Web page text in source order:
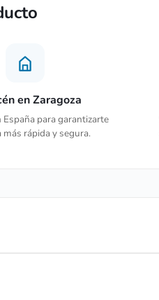
en Zaragoza
España para garantizarte
más rápida y segura.